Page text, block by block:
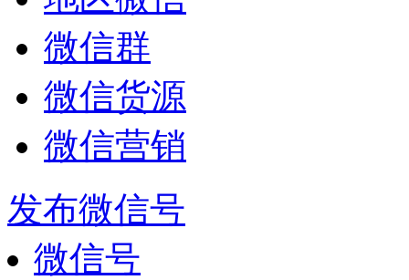
微信群
微信货源
微信营销
发布微信号
微信号